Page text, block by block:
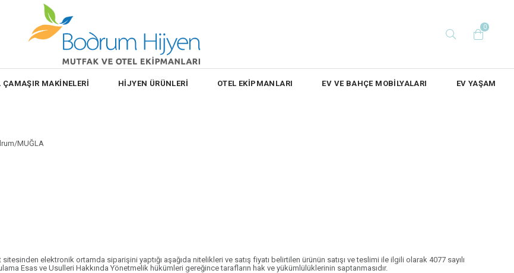
0
ÇAMAŞIR MAKİNELERİ HİJYEN ÜRÜNLERİ OTEL EKİPMANLARI EV VE BAHÇE MOBİLYALARI EV YAŞAM
MUĞLA
elektronik ortamda siparişini yaptığı aşağıda nitelikleri ve satış fiyatı belirtilen ürünün satışı ve teslimi ile ilgili olarak 4077 sayılı
Esas ve Usulleri Hakkında Yönetmelik hükümleri gereğince tarafların hak ve yükümlülüklerinin saptanmasıdır.